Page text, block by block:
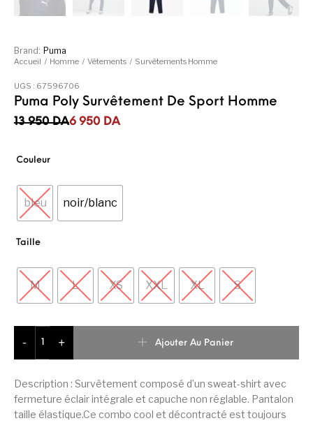
Accueil / Homme / Vêtements / Survêtements Homme
Puma Poly Survêtement De Sport Homme
13 950 DA
Le prix initial était : 13 950DA.
6 950 DA
Le prix actuel est : 6 950DA.
Description : Survêtement composé d’un sweat-shirt avec
fermeture éclair intégrale et capuche non réglable. Pantalon
taille élastique.Ce combo cool et décontracté est toujours
Couleur
bleu noir/blanc
Taille
M L XS XXL XL S
-
+
Ajouter Au Panier
UGS : 67596706
Brand: Puma